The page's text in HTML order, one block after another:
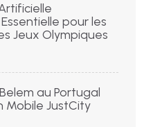
pour les
Jeux Olympiques
au Portugal
Mobile JustCity